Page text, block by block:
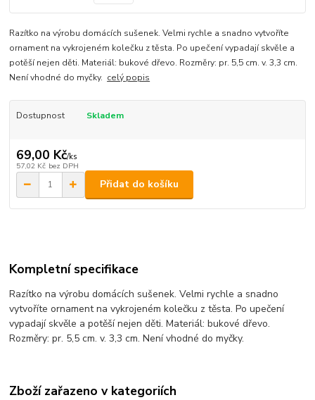
Razítko na výrobu domácích sušenek. Velmi rychle a snadno vytvoříte
ornament na vykrojeném kolečku z těsta. Po upečení vypadají skvěle a
potěší nejen děti. Materiál: bukové dřevo. Rozměry: pr. 5,5 cm. v. 3,3 cm.
Není vhodné do myčky. celý popis
Dostupnost Skladem
69,00 Kč/ks
57,02 Kč bez DPH
Přidat do košíku
Kompletní specifikace
Razítko na výrobu domácích sušenek. Velmi rychle a snadno
vytvoříte ornament na vykrojeném kolečku z těsta. Po upečení
vypadají skvěle a potěší nejen děti. Materiál: bukové dřevo.
Rozměry: pr. 5,5 cm. v. 3,3 cm. Není vhodné do myčky.
Zboží zařazeno v kategoriích